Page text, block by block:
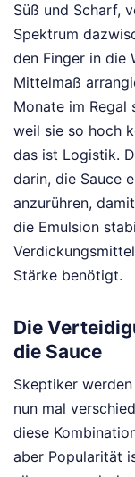
Süß und Scharf,
Spektrum
den Finger in die
Mittelmaß
Monate im Regal
weil sie so hoch
das ist Logistik.
darin, die Sauce
anzurühren,
die Emulsion
Stärke benötigt.
Die
die Sauce
Skeptiker
nun mal
diese
aber Popularität